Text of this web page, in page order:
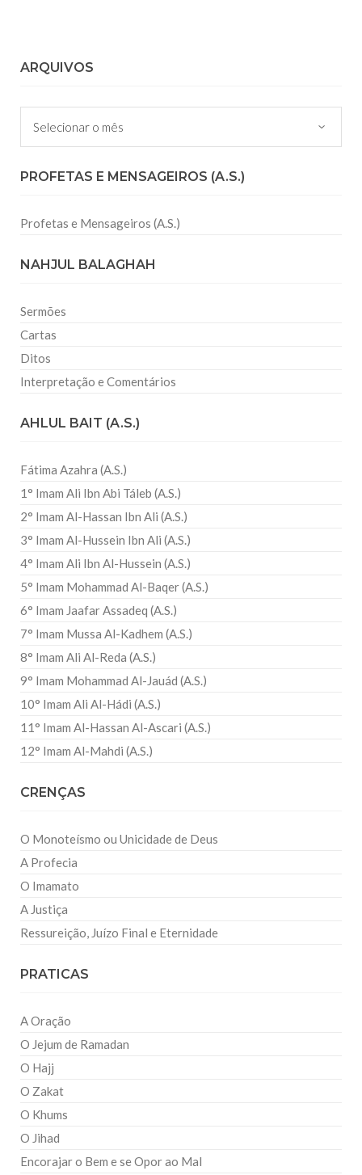
ARQUIVOS
Arquivos
PROFETAS E MENSAGEIROS (A.S.)
Profetas e Mensageiros (A.S.)
NAHJUL BALAGHAH
Sermões
Cartas
Ditos
Interpretação e Comentários
AHLUL BAIT (A.S.)
Fátima Azahra (A.S.)
1° Imam Ali Ibn Abi Táleb (A.S.)
2° Imam Al-Hassan Ibn Ali (A.S.)
3° Imam Al-Hussein Ibn Ali (A.S.)
4° Imam Ali Ibn Al-Hussein (A.S.)
5° Imam Mohammad Al-Baqer (A.S.)
6° Imam Jaafar Assadeq (A.S.)
7° Imam Mussa Al-Kadhem (A.S.)
8° Imam Ali Al-Reda (A.S.)
9° Imam Mohammad Al-Jauád (A.S.)
10° Imam Ali Al-Hádi (A.S.)
11° Imam Al-Hassan Al-Ascari (A.S.)
12° Imam Al-Mahdi (A.S.)
CRENÇAS
O Monoteísmo ou Unicidade de Deus
A Profecia
O Imamato
A Justiça
Ressureição, Juízo Final e Eternidade
PRATICAS
A Oração
O Jejum de Ramadan
O Hajj
O Zakat
O Khums
O Jihad
Encorajar o Bem e se Opor ao Mal